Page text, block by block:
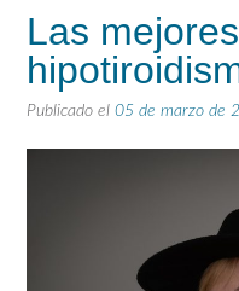
Las
Publicado el 05 de marzo de